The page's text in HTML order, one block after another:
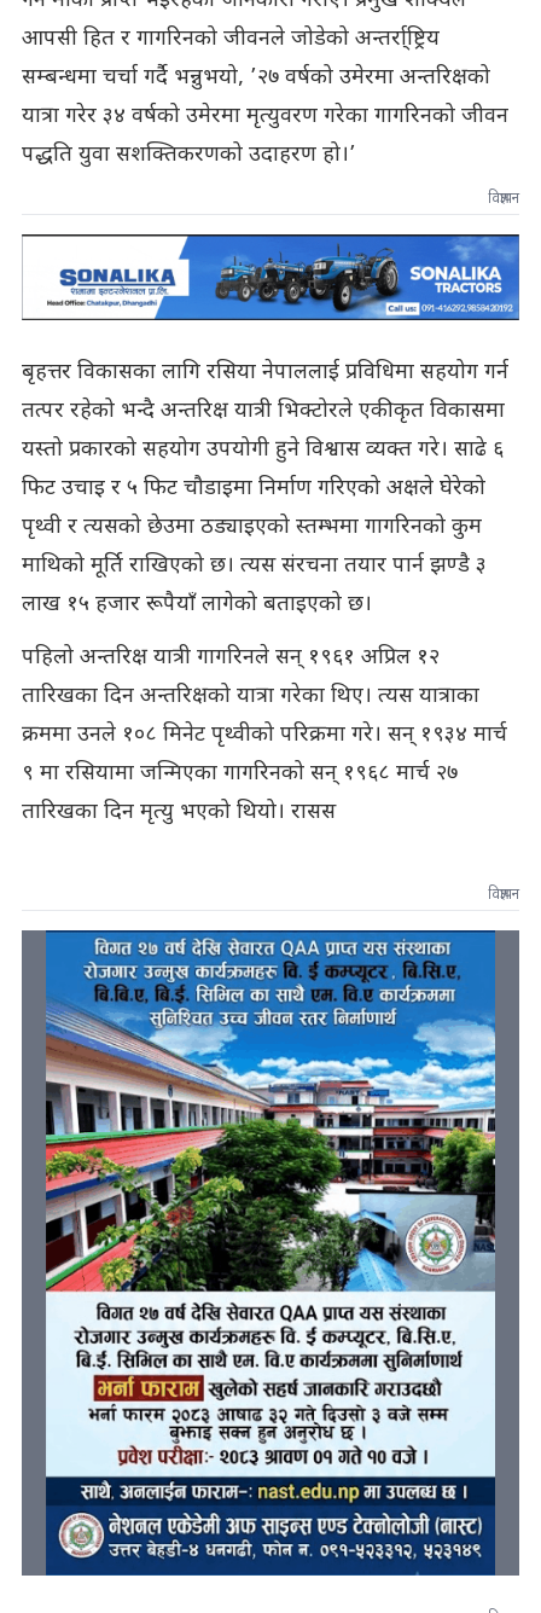
आपसी हित र गागरिनको जीवनले जोडेको अन्तर्रा्ष्ट्रिय
सम्बन्धमा चर्चा गर्दै भन्नुभयो, ’२७ वर्षको उमेरमा अन्तरिक्षको
यात्रा गरेर ३४ वर्षको उमेरमा मृत्युवरण गरेका गागरिनको जीवन
पद्धति युवा सशक्तिकरणको उदाहरण हो।’
विज्ञापन
बृहत्तर विकासका लागि रसिया नेपाललाई प्रविधिमा सहयोग गर्न
तत्पर रहेको भन्दै अन्तरिक्ष यात्री भिक्टोरले एकीकृत विकासमा
यस्तो प्रकारको सहयोग उपयोगी हुने विश्वास व्यक्त गरे। साढे ६
फिट उचाइ र ५ फिट चौडाइमा निर्माण गरिएको अक्षले घेरेको
पृथ्वी र त्यसको छेउमा ठड्याइएको स्तम्भमा गागरिनको कुम
माथिको मूर्ति राखिएको छ। त्यस संरचना तयार पार्न झण्डै ३
लाख १५ हजार रूपैयाँ लागेको बताइएको छ।
पहिलो अन्तरिक्ष यात्री गागरिनले सन् १९६१ अप्रिल १२
तारिखका दिन अन्तरिक्षको यात्रा गरेका थिए। त्यस यात्राका
क्रममा उनले १०८ मिनेट पृथ्वीको परिक्रमा गरे। सन् १९३४ मार्च
९ मा रसियामा जन्मिएका गागरिनको सन् १९६८ मार्च २७
तारिखका दिन मृत्यु भएको थियो। रासस
विज्ञापन